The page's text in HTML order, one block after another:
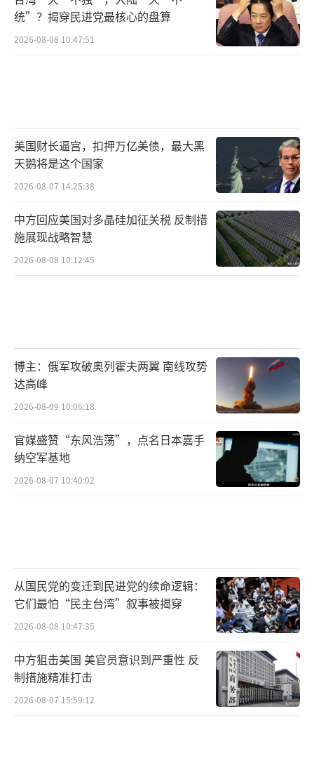
统”？揭穿民进党最核心的盘算
2026-08-08 10:47:51
美国财长逼宫，扣押万亿美债，最大黑
天鹅将是这个国家
2026-08-07 14:25:38
中方回应美国对多晶硅加征关税 反制措
施展现战略智慧
2026-08-08 10:12:45
博主：俄军攻破奥列霍夫两翼 南线攻势
达高峰
2026-08-09 10:06:18
官媒盛赞“东风浩荡”，点名日本嘉手
纳空军基地
2026-08-07 10:40:02
从国民党的变迁到民进党的续命逻辑：
它们最怕“民主台湾”叙事被揭穿
2026-08-08 10:47:35
中方狙击美国 美官员意识到严重性 反
制措施精准打击
2026-08-07 15:59:12